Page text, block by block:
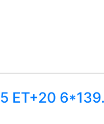
ET+20